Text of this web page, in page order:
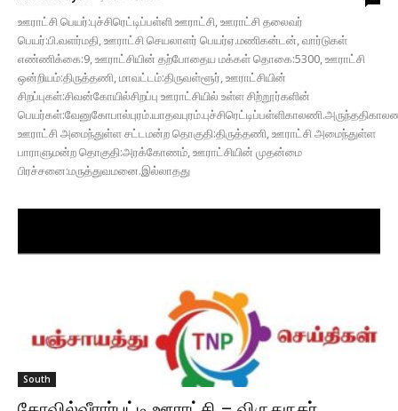
ஊராட்சி பெயர்:புச்சிரெட்டிப்பள்ளி ஊராட்சி, ஊராட்சி தலைவர்
பெயர்:பி.வளர்மதி, ஊராட்சி செயலாளர் பெயர்ஏ.மணிகன்டன், வார்டுகள்
எண்ணிக்கை:9, ஊராட்சியின் தற்போதைய மக்கள் தொகை:5300, ஊராட்சி
ஒன்றியம்:திருத்தணி, மாவட்டம்:திருவள்ளூர், ஊராட்சியின்
சிறப்புகள்:சிவன்கோயில்சிறப்பு ஊராட்சியில் உள்ள சிற்றூர்களின்
ஊராட்சி அமைந்துள்ள சட்டமன்ற தொகுதி:திருத்தணி, ஊராட்சி அமைந்துள்ள
பாராளுமன்ற தொகுதி:அரக்கோணம், ஊராட்சியின் முதன்மை
பிரச்சனை:மருத்துவமனை.இல்லாதது
South